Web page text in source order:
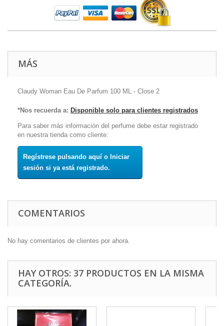
MÁS
Claudy Woman Eau De Parfum 100 ML - Close 2
*Nos recuerda a: Disponible solo para clientes registrados
Para saber más información del perfume debe estar registrado
en nuestra tienda como cliente:
Regístrese pulsando aquí o Iniciar
sesión si ya está registrado.
COMENTARIOS
No hay comentarios de clientes por ahora.
HAY OTROS: 37 PRODUCTOS EN LA MISMA
CATEGORÍA.